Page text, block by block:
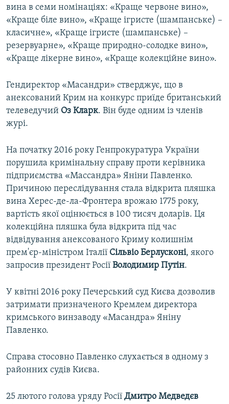
вина в семи номінаціях: «Краще червоне вино»,
«Краще біле вино», «Краще ігристе (шампанське) –
класичне», «Краще ігристе (шампанське) –
резервуарне», «Краще природно-солодке вино»,
«Краще лікерне вино», «Краще колекційне вино».
Гендиректор «Масандри» стверджує, що в
анексований Крим на конкурс приїде британський
телеведучий Оз Кларк. Він буде одним із членів
журі.
На початку 2016 року Генпрокуратура України
порушила кримінальну справу проти керівника
підприємства «Массандра» Яніни Павленко.
Причиною переслідування стала відкрита пляшка
вина Херес-де-ла-Фронтера врожаю 1775 року,
вартість якої оцінюється в 100 тисяч доларів. Ця
колекційна пляшка була відкрита під час
відвідування анексованого Криму колишнім
прем'єр-міністром Італії Сільвіо Берлусконі, якого
запросив президент Росії Володимир Путін.
У квітні 2016 року Печерський суд Києва дозволив
затримати призначеного Кремлем директора
кримського винзаводу «Масандра» Яніну
Павленко.
Справа стосовно Павленко слухається в одному з
районних судів Києва.
25 лютого голова уряду Росії Дмитро Медведєв